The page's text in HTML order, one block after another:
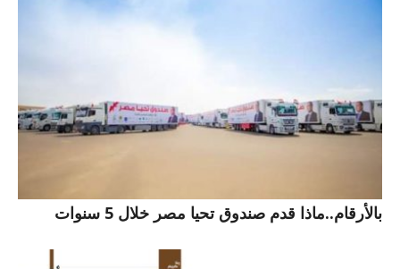
بالأرقام..ماذا قدم صندوق تحيا مصر خلال 5 سنوات